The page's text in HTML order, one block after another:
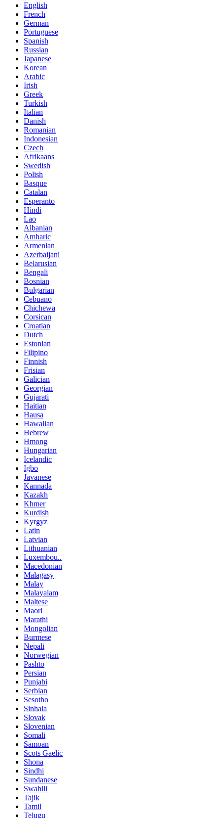
English
French
German
Portuguese
Spanish
Russian
Japanese
Korean
Arabic
Irish
Greek
Turkish
Italian
Danish
Romanian
Indonesian
Czech
Afrikaans
Swedish
Polish
Basque
Catalan
Esperanto
Hindi
Lao
Albanian
Amharic
Armenian
Azerbaijani
Belarusian
Bengali
Bosnian
Bulgarian
Cebuano
Chichewa
Corsican
Croatian
Dutch
Estonian
Filipino
Finnish
Frisian
Galician
Georgian
Gujarati
Haitian
Hausa
Hawaiian
Hebrew
Hmong
Hungarian
Icelandic
Igbo
Javanese
Kannada
Kazakh
Khmer
Kurdish
Kyrgyz
Latin
Latvian
Lithuanian
Luxembou..
Macedonian
Malagasy
Malay
Malayalam
Maltese
Maori
Marathi
Mongolian
Burmese
Nepali
Norwegian
Pashto
Persian
Punjabi
Serbian
Sesotho
Sinhala
Slovak
Slovenian
Somali
Samoan
Scots Gaelic
Shona
Sindhi
Sundanese
Swahili
Tajik
Tamil
Telugu